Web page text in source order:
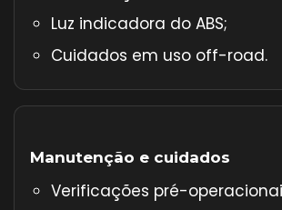
Luz indicadora do ABS;
Cuidados em uso off-road.
Manutenção e cuidados
Verificações pré-